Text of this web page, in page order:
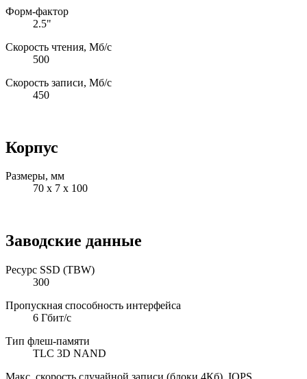
Форм-фактор
2.5"
Скорость чтения, Мб/с
500
Скорость записи, Мб/с
450
Корпус
Размеры, мм
70 x 7 x 100
Заводские данные
Ресурс SSD (TBW)
300
Пропускная способность интерфейса
6 Гбит/с
Тип флеш-памяти
TLC 3D NAND